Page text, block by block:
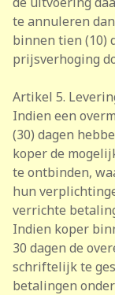
te annuleren
binnen tien (10)
prijsverhoging
Artikel 5.
Indien een
(30) dagen
koper de
te ontbinden,
hun
verrichte
Indien koper
30 dagen de
schriftelijk te
betalingen